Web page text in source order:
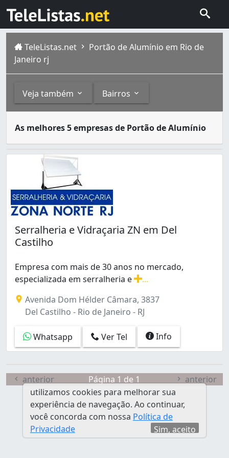
TeleListas.net
Portão de Alumínio em Rio de
Janeiro rj
Veja também Bairros
Bonsucesso (1)
Botafogo (1)
Campo Grande (2)
Catumbi (1)
Cidade de Deus (1)
Del Castilho (1)
Flamengo (1)
Gardênia Azul (1)
Ilha do Governador (1)
Penha Circular (1)
Pilares (1)
Taquara (1)
Vista Alegre (1)
As melhores 5 empresas de Portão de Alumínio
A cidade do Rio de Janeiro capital do estado
Serralheria e Vidraçaria ZN em Del
Castilho
Empresa com mais de 30 anos no mercado,
especializada em serralheria e
Avenida Dom Hélder Câmara, 3837
Del Castilho - Rio de Janeiro - RJ
Whatsapp Ver Tel Info
anterior Página 1 de 1
anterior
utilizamos cookies para melhorar sua
experiência de navegação. Ao continuar,
você concorda com nossa Política de
Privacidade
Sim, aceito